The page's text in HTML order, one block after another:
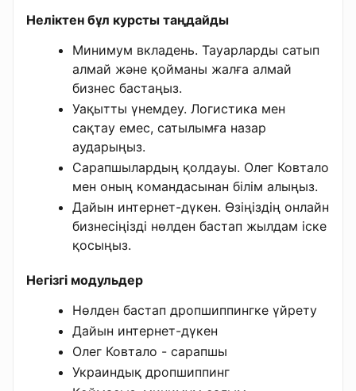
Неліктен бұл курсты таңдайды
Минимум вкладень. Тауарларды сатып
алмай және қойманы жалға алмай
бизнес бастаңыз.
Уақытты үнемдеу. Логистика мен
сақтау емес, сатылымға назар
аударыңыз.
Сарапшылардың қолдауы. Олег Ковтало
мен оның командасынан білім алыңыз.
Дайын интернет-дүкен. Өзіңіздің онлайн
бизнесіңізді нөлден бастап жылдам іске
қосыңыз.
Негізгі модульдер
Нөлден бастап дропшиппингке үйрету
Дайын интернет-дүкен
Олег Ковтало - сарапшы
Украиндық дропшиппинг